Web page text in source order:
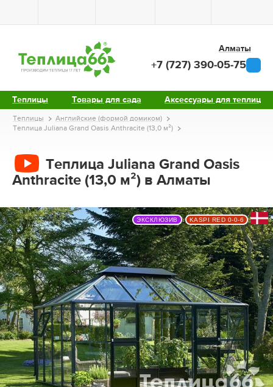
Теплицы Товары для сада Аксессуары для теплиц
Алматы
+7 (727) 390-05-75
Теплицы
Английские (формой домиком)
Теплица Juliana Grand Oasis Anthracite (13,0 м²)
Теплица Juliana Grand Oasis
Anthracite (13,0 м²) в Алматы
ЭКСКЛЮЗИВ KASPI RED 0-0-6